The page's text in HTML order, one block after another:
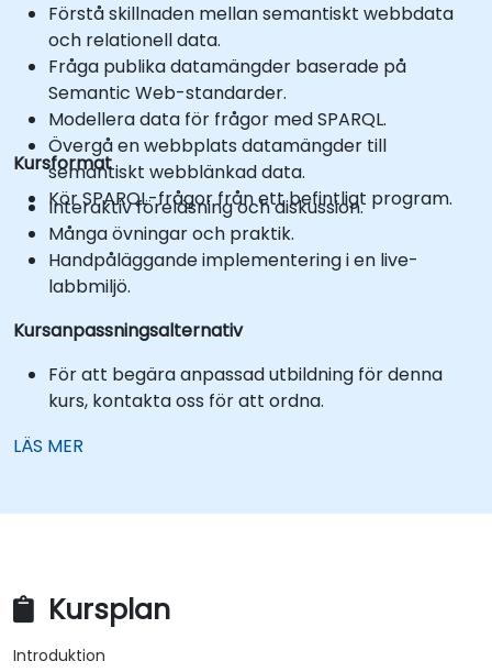
Förstå skillnaden mellan semantiskt webbdata
och relationell data.
Fråga publika datamängder baserade på
Semantic Web-standarder.
Modellera data för frågor med SPARQL.
Övergå en webbplats datamängder till
semantiskt webblänkad data.
Kör SPARQL-frågor från ett befintligt program.
Kursformat
Interaktiv föreläsning och diskussion.
Många övningar och praktik.
Handpåläggande implementering i en live-
labbmiljö.
Kursanpassningsalternativ
För att begära anpassad utbildning för denna
kurs, kontakta oss för att ordna.
LÄS MER
Kursplan
Introduktion